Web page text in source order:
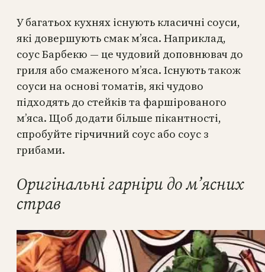
У багатьох кухнях існують класичні соуси,
які довершують смак м’яса. Наприклад,
соус Барбекю — це чудовий доповнювач до
гриля або смаженого м’яса. Існують також
соуси на основі томатів, які чудово
підходять до стейків та фаршірованого
м’яса. Щоб додати більше пікантності,
спробуйте гірчичний соус або соус з
грибами.
Оригінальні гарніри до м’ясних
страв